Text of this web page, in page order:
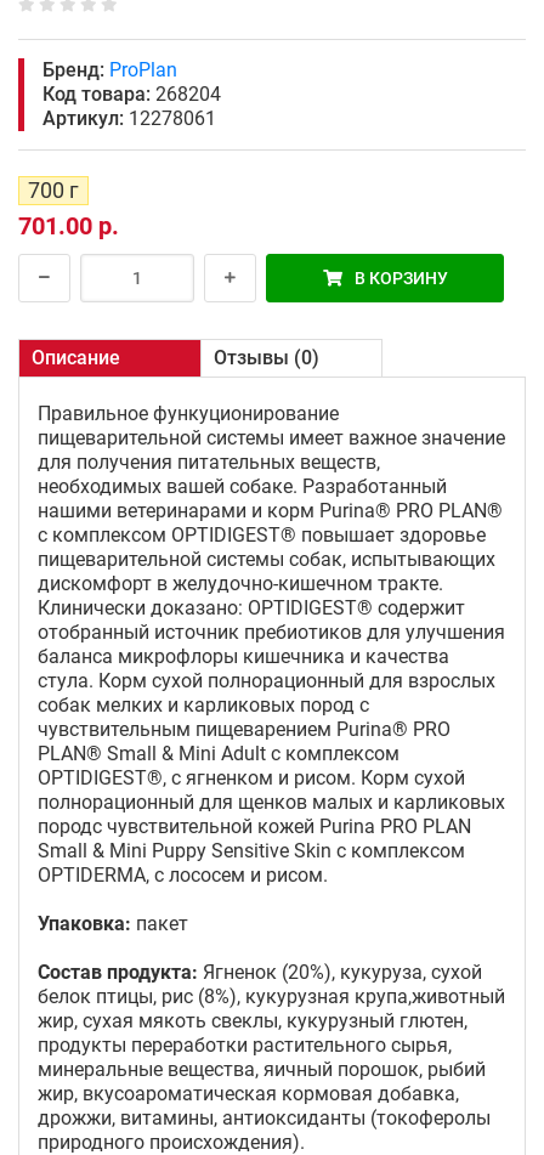
Бренд: ProPlan
Код товара: 268204
Артикул: 12278061
700 г
701.00 р.
В КОРЗИНУ
Описание Отзывы (0)
Правильное функуционирование
пищеварительной системы имеет важное значение
для получения питательных веществ,
необходимых вашей собаке. Разработанный
нашими ветеринарами и корм Purina® PRO PLAN®
с комплексом OPTIDIGEST® повышает здоровье
пищеварительной системы собак, испытывающих
дискомфорт в желудочно-кишечном тракте.
Клинически доказано: OPTIDIGEST® содержит
отобранный источник пребиотиков для улучшения
баланса микрофлоры кишечника и качества
стула. Корм сухой полнорационный для взрослых
собак мелких и карликовых пород с
чувствительным пищеварением Purina® PRO
PLAN® Small & Mini Adult с комплексом
OPTIDIGEST®, с ягненком и рисом. Корм сухой
полнорационный для щенков малых и карликовых
породс чувствительной кожей Purina PRO PLAN
Small & Mini Puppy Sensitive Skin с комплексом
OPTIDERMA, с лососем и рисом.
Упаковка: пакет
Состав продукта: Ягненок (20%), кукуруза, сухой
белок птицы, рис (8%), кукурузная крупа,животный
жир, сухая мякоть свеклы, кукурузный глютен,
продукты переработки растительного сырья,
минеральные вещества, яичный порошок, рыбий
жир, вкусоароматическая кормовая добавка,
дрожжи, витамины, антиоксиданты (токоферолы
природного происхождения).